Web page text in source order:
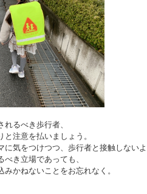
るべき歩行者、
注意を払いましょう。
に気をつけつつ、歩行者と接触しない
き立場であっても、
かねないことをお忘れなく。